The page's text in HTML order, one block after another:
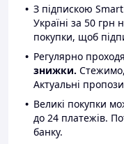
З підпискою
Україні за 50 грн
покупки, щоб
Регулярно
знижки.
Актуальні
Великі покупки
до 24 платежів.
банку.